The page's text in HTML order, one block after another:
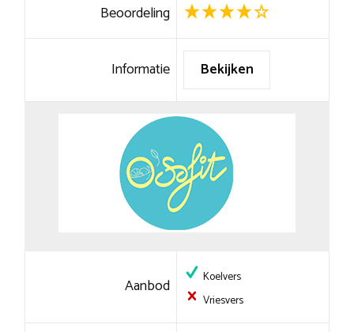
Beoordeling
Informatie Bekijken
Aanbod
Koelvers
Vriesvers